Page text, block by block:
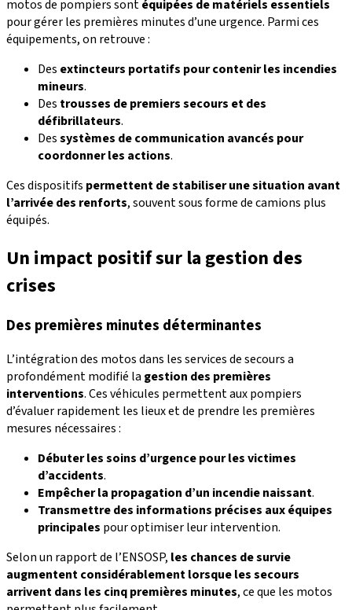
motos de pompiers sontéquipées de matériels essentiels
pour gérer les premières minutes d’une urgence. Parmi ces
équipements, on retrouve :
Des extincteurs portatifs pour contenir les incendies
mineurs.
Des trousses de premiers secours et des
défibrillateurs.
Dessystèmes de communication avancés pour
coordonner les actions.
Ces dispositifs permettent destabiliser une situation avant
l’arrivée des renforts, souvent sous forme de camions plus
équipés.
Un impact positif sur la gestion des
crises
Des premières minutes déterminantes
L’intégration des motos dans les services de secours a
profondément modifié la gestion des premières
interventions. Ces véhicules permettent aux pompiers
d’évaluer rapidement les lieux et de prendre les premières
mesures nécessaires :
Débuter les soins d’urgence pour les victimes
d’accidents.
Empêcher la propagation d’un incendie naissant.
Transmettre des informations précises aux équipes
principales pour optimiser leur intervention.
Selon un rapport de l’ENSOSP, les chances de survie
augmentent considérablement lorsque les secours
arrivent dans les cinq premières minutes, ce que les motos